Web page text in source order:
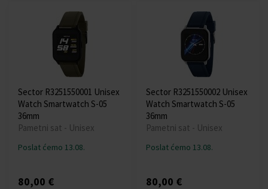
Sector R3251550001 Unisex
Watch Smartwatch S-05
36mm
Pametni sat - Unisex
Poslat ćemo 13.08.
80,00 €
Sector R3251550002 Unisex
Watch Smartwatch S-05
36mm
Pametni sat - Unisex
Poslat ćemo 13.08.
80,00 €